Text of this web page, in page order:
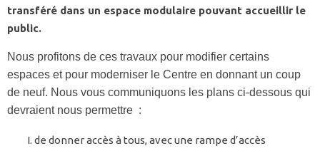
transféré dans un espace modulaire pouvant accueillir le
public.
Nous profitons de ces travaux pour modifier certains
espaces et pour moderniser le Centre en donnant un coup
de neuf. Nous vous communiquons les plans ci-dessous qui
devraient nous permettre :
de donner accès à tous, avec une rampe d’accès